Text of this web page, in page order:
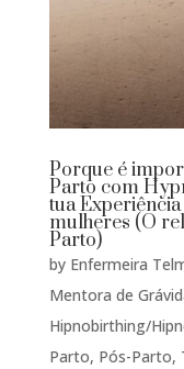
Porque é
Parto com
tua
mulheres (O
Parto)
by Enfermeira
Mentora de
Hipnobirthing/
Parto, Pós-Parto,